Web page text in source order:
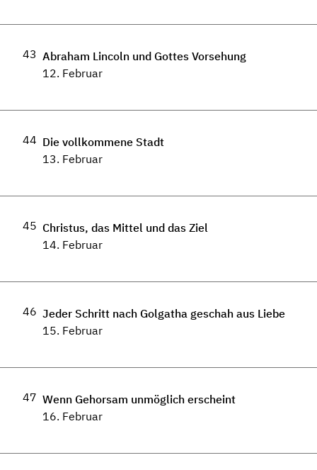
43 Abraham Lincoln und Gottes Vorsehung
12. Februar
44 Die vollkommene Stadt
13. Februar
45 Christus, das Mittel und das Ziel
14. Februar
46 Jeder Schritt nach Golgatha geschah aus Liebe
15. Februar
47 Wenn Gehorsam unmöglich erscheint
16. Februar